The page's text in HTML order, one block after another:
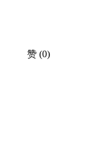
赞 (0)